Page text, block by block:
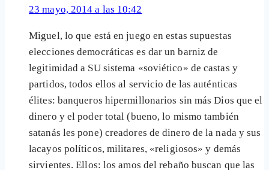
23 mayo, 2014 a las 10:42
Miguel, lo que está en juego en estas supuestas
elecciones democráticas es dar un barniz de
legitimidad a SU sistema «soviético» de castas y
partidos, todos ellos al servicio de las auténticas
élites: banqueros hipermillonarios sin más Dios que el
dinero y el poder total (bueno, lo mismo también
satanás les pone) creadores de dinero de la nada y sus
lacayos políticos, militares, «religiosos» y demás
sirvientes. Ellos: los amos del rebaño buscan que las